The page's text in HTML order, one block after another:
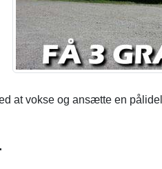
at vokse og ansætte en